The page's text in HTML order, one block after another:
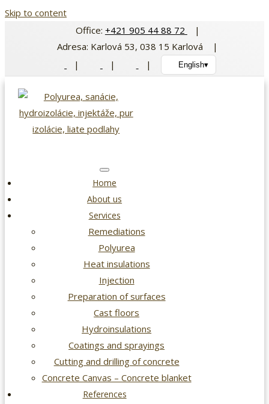
Skip to content
Office: +421 905 44 88 72
|
Adresa: Karlová 53, 038 15 Karlová |
|
| | English▾
Home
About us
Services
Remediations
Polyurea
Heat insulations
Injection
Preparation of surfaces
Cast floors
Hydroinsulations
Coatings and sprayings
Cutting and drilling of concrete
Concrete Canvas – Concrete blanket
References